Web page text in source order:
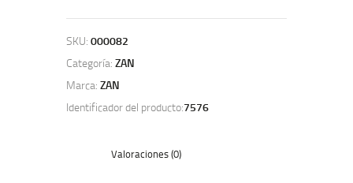
SKU: 000082
Categoría: ZAN
Marca: ZAN
Identificador del producto:7576
Valoraciones (0)